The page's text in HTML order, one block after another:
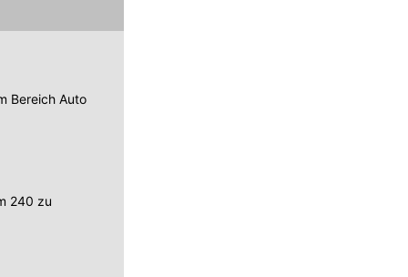
Bereich Auto
240 zu